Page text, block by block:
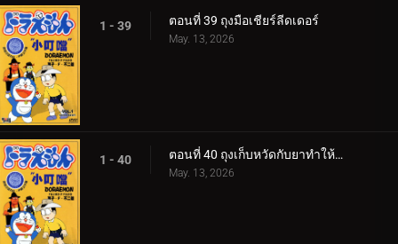
1 - 39 ตอนที่ 39 ถุงมือเชียร์ลีดเดอร์
May. 13, 2026
1 - 40 ตอนที่ 40 ถุงเก็บหวัดกับยาทำให้ป่วย
May. 13, 2026